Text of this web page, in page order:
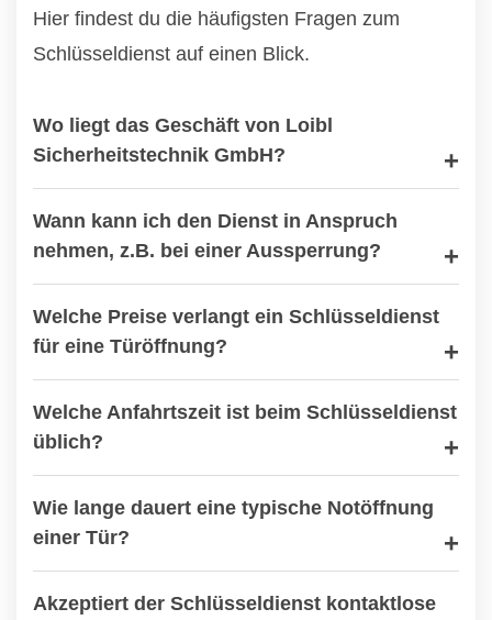
Hier findest du die häufigsten Fragen zum
Schlüsseldienst auf einen Blick.
Wo liegt das Geschäft von Loibl
Sicherheitstechnik GmbH?
Wann kann ich den Dienst in Anspruch
nehmen, z.B. bei einer Aussperrung?
Welche Preise verlangt ein Schlüsseldienst
für eine Türöffnung?
Welche Anfahrtszeit ist beim Schlüsseldienst
üblich?
Wie lange dauert eine typische Notöffnung
einer Tür?
Akzeptiert der Schlüsseldienst kontaktlose